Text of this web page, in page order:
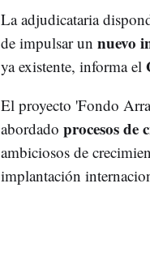
La adjudicataria
de impulsar un nuevo
ya existente, informa el
El proyecto 'Fondo
abordado procesos de
ambiciosos de
implantación